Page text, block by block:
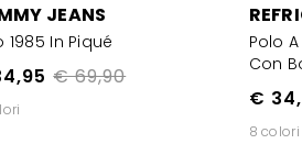
JEANS
1985 In Piqué
€ 69,90
Polo
Con
€
8 colori